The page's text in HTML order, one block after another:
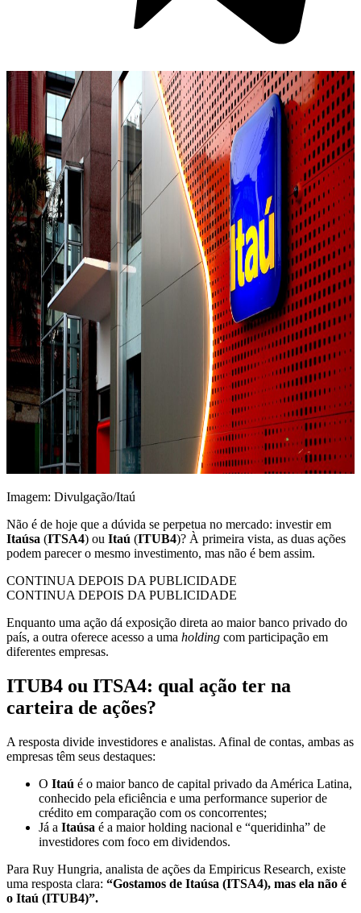
Imagem: Divulgação/Itaú
Não é de hoje que a dúvida se perpetua no mercado: investir em
Itaúsa (ITSA4) ou Itaú (ITUB4)? À primeira vista, as duas ações
podem parecer o mesmo investimento, mas não é bem assim.
CONTINUA DEPOIS DA PUBLICIDADE
CONTINUA DEPOIS DA PUBLICIDADE
Enquanto uma ação dá exposição direta ao maior banco privado do
país, a outra oferece acesso a uma holding com participação em
diferentes empresas.
ITUB4 ou ITSA4: qual ação ter na
carteira de ações?
A resposta divide investidores e analistas. Afinal de contas, ambas as
empresas têm seus destaques:
O Itaú é o maior banco de capital privado da América Latina,
conhecido pela eficiência e uma performance superior de
crédito em comparação com os concorrentes;
Já a Itaúsa é a maior holding nacional e “queridinha” de
investidores com foco em dividendos.
Para Ruy Hungria, analista de ações da Empiricus Research, existe
uma resposta clara: “Gostamos de Itaúsa (ITSA4), mas ela não é
o Itaú (ITUB4)”.